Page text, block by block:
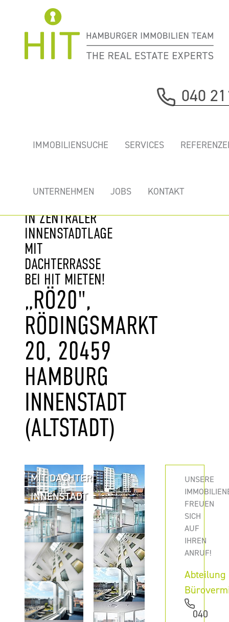
040
IMMOBILIENSUCHE SERVICES
UNTERNEHMEN JOBS KONTAKT
„RÖ20" -
DIREKT AM
IN ZENTRALER
INNENSTADTLAGE
MIT
DACHTERRASSE
BEI HIT MIETEN!
„RÖ20",
RÖDINGSMARKT
20, 20459
HAMBURG
INNENSTADT
(ALTSTADT)
MIT DACHTERRASSE
INNENSTADT
UNSERE
FREUEN
SICH
AUF
IHREN
ANRUF!
Abteilung
040